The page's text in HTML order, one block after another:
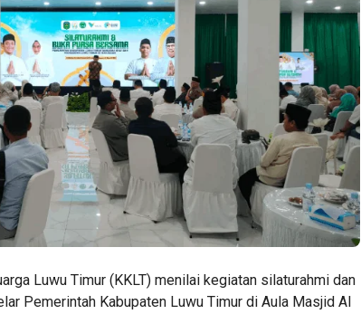
Luwu Timur (KKLT) menilai kegiatan silaturahmi dan
Pemerintah Kabupaten Luwu Timur di Aula Masjid Al